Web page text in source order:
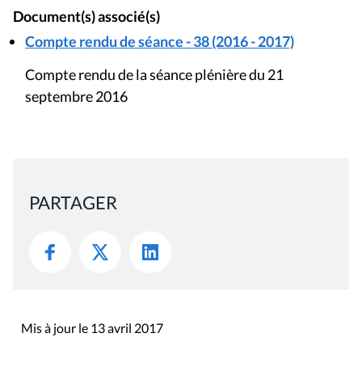
Document(s) associé(s)
Compte rendu de séance - 38 (2016 - 2017)
Compte rendu de la séance plénière du 21
septembre 2016
PARTAGER
Mis à jour le 13 avril 2017